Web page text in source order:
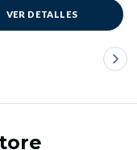
VER DETALLES